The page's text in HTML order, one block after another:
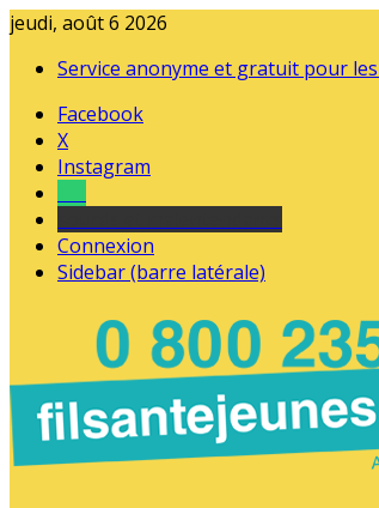
jeudi, août 6 2026
Service anonyme et gratuit pour
Facebook
X
Instagram
Connexion
Sidebar (barre latérale)